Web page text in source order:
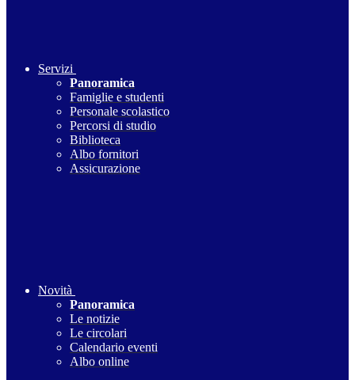
Servizi
Panoramica
Famiglie e studenti
Personale scolastico
Percorsi di studio
Biblioteca
Albo fornitori
Assicurazione
Novità
Panoramica
Le notizie
Le circolari
Calendario eventi
Albo online